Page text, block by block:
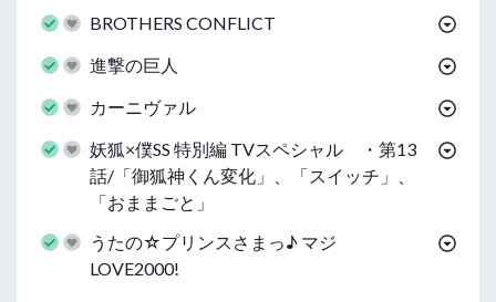
BROTHERS CONFLICT
進撃の巨人
カーニヴァル
妖狐×僕SS 特別編 TVスペシャル ・第13
話/「御狐神くん変化」、「スイッチ」、
「おままごと」
うたの☆プリンスさまっ♪ マジ
LOVE2000!